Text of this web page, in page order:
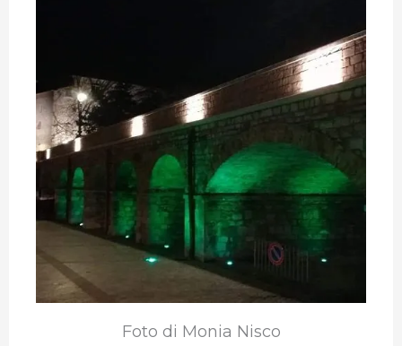
Foto di Monia Nisco